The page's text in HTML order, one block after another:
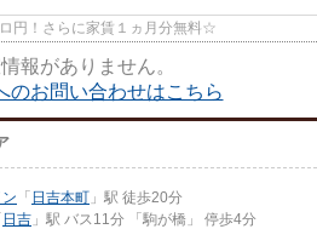
円！さらに家賃１ヵ月分無料☆
報がありません。
のお問い合わせはこちら
「 日吉本町 」駅 徒歩20分
日吉 」駅 バス11分 「駒が橋」 停歩4分